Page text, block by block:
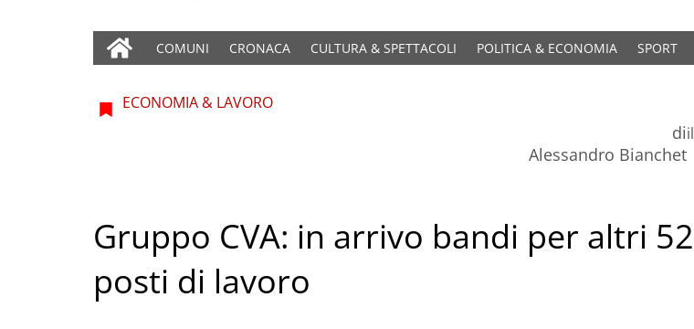
COMUNI CRONACA CULTURA & SPETTACOLI POLITICA & ECONOMIA SPORT
ECONOMIA & LAVORO
di
Alessandro Bianchet
il
Gruppo CVA: in arrivo bandi per altri 52
posti di lavoro